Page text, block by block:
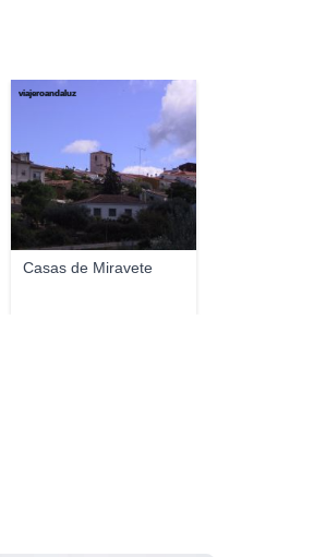
Casas de Miravete
viajeroandaluz